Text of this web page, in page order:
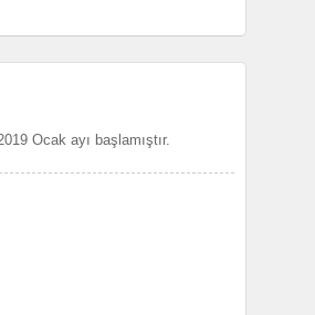
Ocak ayı başlamıştır.